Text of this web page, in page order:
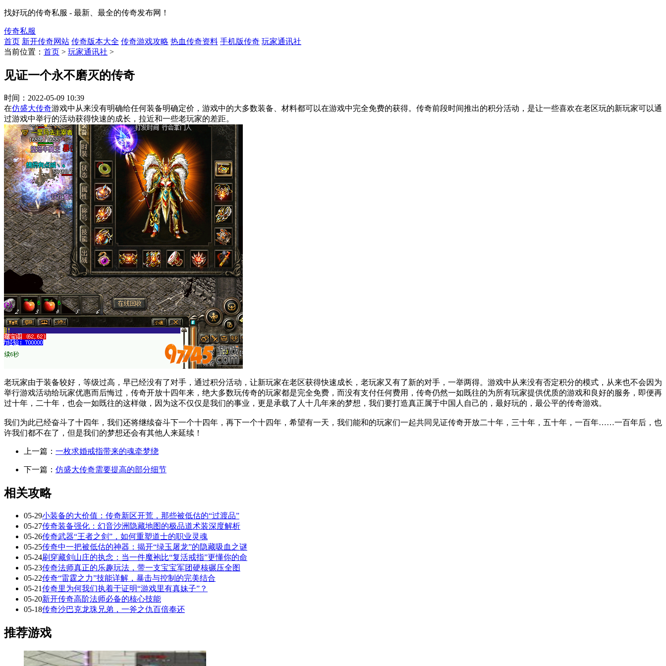
找好玩的传奇私服 - 最新、最全的传奇发布网！
传奇私服
首页 新开传奇网站 传奇版本大全 传奇游戏攻略 热血传奇资料 手机版传奇 玩家通讯社
当前位置： 首页 > 玩家通讯社 >
见证一个永不磨灭的传奇
时间： 2022-05-09 10:39
在仿盛大传奇游戏中从来没有明确给任何装备明确定价，游戏中的大多数装备、材料都可以在游戏中完全免费的获得。传奇前段时间推出的积分活动，是让一些喜欢在老区玩的新玩家可以通
过游戏中举行的活动获得快速的成长，拉近和一些老玩家的差距。
老玩家由于装备较好，等级过高，早已经没有了对手，通过积分活动，让新玩家在老区获得快速成长，老玩家又有了新的对手，一举两得。游戏中从来没有否定积分的模式，从来也不会因为
举行游戏活动给玩家优惠而后悔过，传奇开放十四年来，绝大多数玩传奇的玩家都是完全免费，而没有支付任何费用，传奇仍然一如既往的为所有玩家提供优质的游戏和良好的服务，即便再
过十年，二十年，也会一如既往的这样做，因为这不仅仅是我们的事业，更是承载了人十几年来的梦想，我们要打造真正属于中国人自己的，最好玩的，最公平的传奇游戏。
我们为此已经奋斗了十四年，我们还将继续奋斗下一个十四年，再下一个十四年，希望有一天，我们能和的玩家们一起共同见证传奇开放二十年，三十年，五十年，一百年……一百年后，也
许我们都不在了，但是我们的梦想还会有其他人来延续！
上一篇： 一枚求婚戒指带来的魂牵梦绕
下一篇： 仿盛大传奇需要提高的部分细节
相关攻略
05-29小装备的大价值：传奇新区开荒，那些被低估的“过渡品”
05-27传奇装备强化：幻音沙洲隐藏地图的极品道术装深度解析
05-26传奇武器“王者之剑”，如何重塑道士的职业灵魂
05-25传奇中一把被低估的神器：揭开“绿玉屠龙”的隐藏吸血之谜
05-24刷穿藏剑山庄的执念：当一件魔袍比“复活戒指”更懂你的命
05-23传奇法师真正的乐趣玩法，带一支宝宝军团硬核碾压全图
05-22传奇“雷霆之力”技能详解，暴击与控制的完美结合
05-21传奇里为何我们执着于证明“游戏里有真妹子”？
05-20新开传奇高阶法师必备的核心技能
05-18传奇沙巴克龙珠兄弟，一斧之仇百倍奉还
推荐游戏